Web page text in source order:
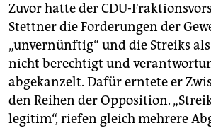
Zuvor hatte der CDU-
Stettner die Forderungen der
„unvernünftig“ und die Streiks
nicht berechtigt und
abgekanzelt. Dafür erntete er
den Reihen der Opposition.
legitim“, riefen gleich mehrere